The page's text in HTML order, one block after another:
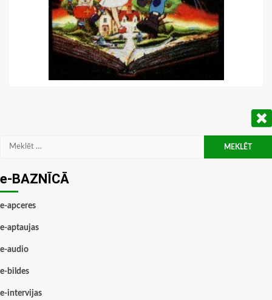
Meklēt:
e-BAZNĪCĀ
e-apceres
e-aptaujas
e-audio
e-bildes
e-intervijas